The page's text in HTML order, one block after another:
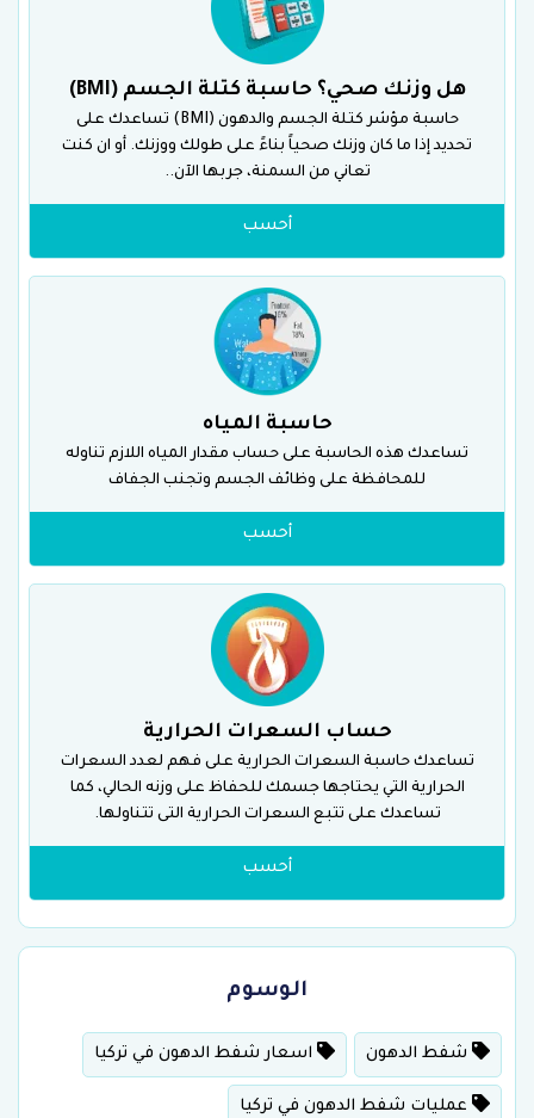
هل وزنك صحي؟ حاسبة كتلة الجسم (BMI)
حاسبة مؤشر كتلة الجسم والدهون (BMI) تساعدك على
تحديد إذا ما كان وزنك صحياً بناءً على طولك ووزنك. أو ان كنت
تعاني من السمنة، جربها الآن..
أحسب
حاسبة المياه
تساعدك هذه الحاسبة على حساب مقدار المياه اللازم تناوله
للمحافظة على وظائف الجسم وتجنب الجفاف
أحسب
حساب السعرات الحرارية
تساعدك حاسبة السعرات الحرارية على فهم لعدد السعرات
الحرارية التي يحتاجها جسمك للحفاظ على وزنه الحالي، كما
تساعدك على تتبع السعرات الحرارية التى تتناولها.
أحسب
الوسوم
شفط الدهون اسعار شفط الدهون في تركيا
عمليات شفط الدهون في تركيا